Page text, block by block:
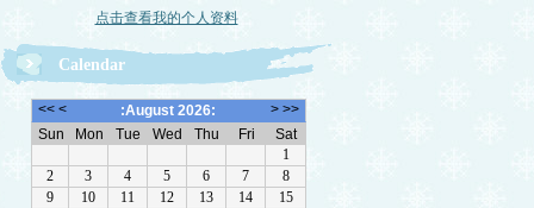
点击查看我的个人资料
Calendar